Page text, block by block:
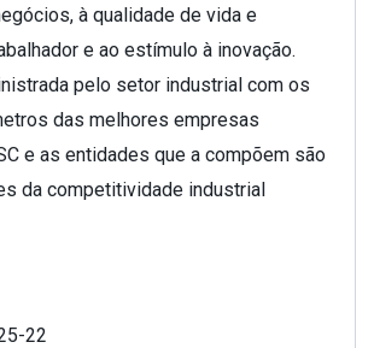
à qualidade de vida e
e ao estímulo à inovação.
pelo setor industrial com os
das melhores empresas
e as entidades que a compõem são
da competitividade industrial
22